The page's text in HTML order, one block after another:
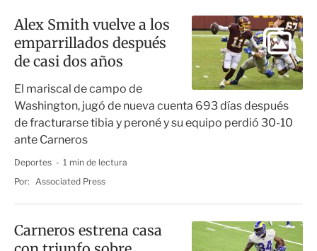
Alex Smith vuelve a los
emparrillados después
de casi dos años
El mariscal de campo de
Washington, jugó de nueva cuenta 693 días después
de fracturarse tibia y peroné y su equipo perdió 30-10
ante Carneros
Deportes
1 min de lectura
Por: Associated Press
Carneros estrena casa